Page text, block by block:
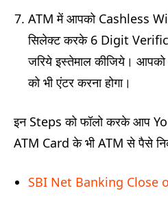
ATM में आपको Cashless
सिलेक्ट करके 6 Digit
जरिये इस्तेमाल कीजिये।
को भी एंटर करना होगा।
इन Steps को फॉलो करके आप
ATM Card के भी ATM से पैसे
SBI Net Banking Close